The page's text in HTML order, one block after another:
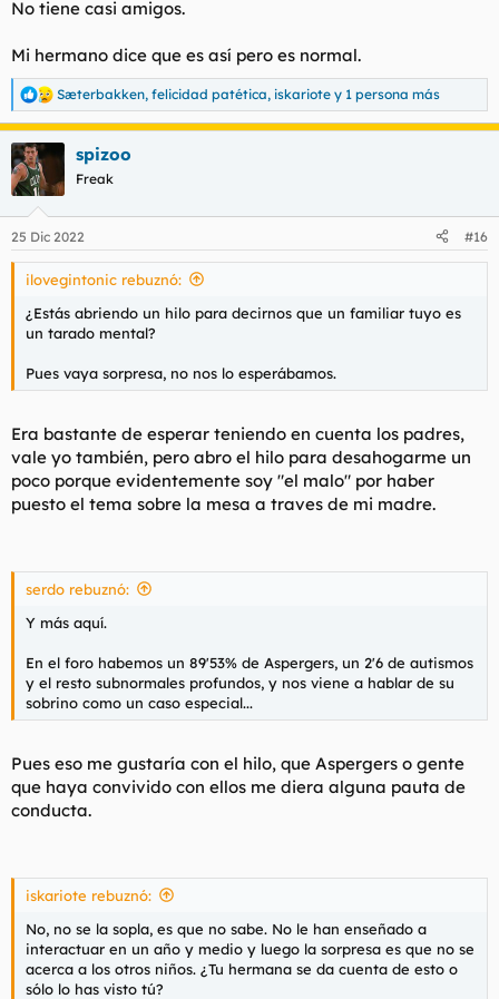
No tiene casi amigos.
Mi hermano dice que es así pero es normal.
R
e
a
c
c
i
e
s
Sæterbakken, felicidad patética, iskariote y 1 persona más
spizoo
Freak
25 Dic 2022 #16
ilovegintonic rebuznó:
¿Estás abriendo un hilo para decirnos que un familiar tuyo es
un tarado mental?
Pues vaya sorpresa, no nos lo esperábamos.
Era bastante de esperar teniendo en cuenta los padres,
vale yo también, pero abro el hilo para desahogarme un
poco porque evidentemente soy "el malo" por haber
puesto el tema sobre la mesa a traves de mi madre.
serdo rebuznó:
Y más aquí.
En el foro habemos un 89'53% de Aspergers, un 2'6 de autismos
y el resto subnormales profundos, y nos viene a hablar de su
sobrino como un caso especial...
Pues eso me gustaría con el hilo, que Aspergers o gente
que haya convivido con ellos me diera alguna pauta de
conducta.
iskariote rebuznó:
No, no se la sopla, es que no sabe. No le han enseñado a
interactuar en un año y medio y luego la sorpresa es que no se
acerca a los otros niños. ¿Tu hermana se da cuenta de esto o
sólo lo has visto tú?